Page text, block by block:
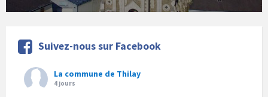
Suivez-nous sur Facebook
La commune de Thilay
4 jours